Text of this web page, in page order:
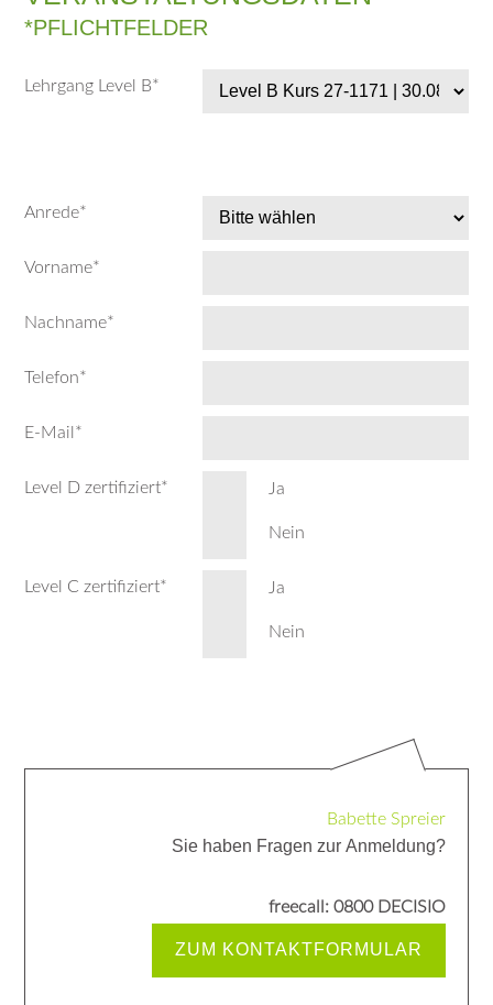
*PFLICHTFELDER
Lehrgang Level B*
Anrede*
Vorname*
Nachname*
Telefon*
E-Mail *
Level D zertifiziert* Ja
Nein
Level C zertifiziert* Ja
Nein
Babette Spreier
Sie haben Fragen zur Anmeldung?
freecall: 0800 DECISIO
ZUM KONTAKTFORMULAR